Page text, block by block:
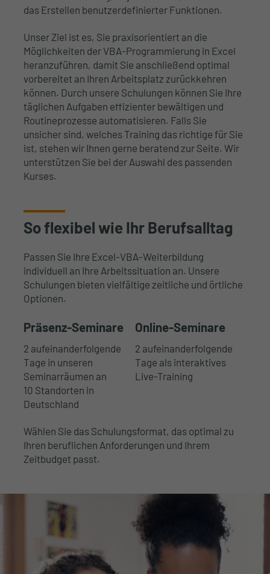
das Erstellen benutzerdefinierter Funktionen.
Unser Ziel ist es, Sie praxisorientiert an die
Möglichkeiten der VBA-Programmierung in Excel
heranzuführen, damit Sie anschließend optimal
vorbereitet an Ihren Arbeitsplatz zurückkehren
können. Durch unsere Schulungen können Sie Ihre
täglichen Aufgaben effizienter bewältigen und
Routineprozesse automatisieren. Falls Sie
unsicher sind, welches Training das richtige für Sie
ist, stehen wir Ihnen gerne beratend zur Seite. Wir
unterstützen Sie bei der Auswahl des passenden
Kurses.
So flexibel wie Ihr Berufsalltag
Passen Sie Ihre Excel-VBA-Weiterbildung
individuell an Ihre Arbeitssituation an. Unsere
Schulungen bieten vielfältige zeitliche und örtliche
Optionen.
Präsenz-Seminare
2 aufeinanderfolgende
Tage in unseren
Seminarräumen an
10 Standorten in
Deutschland
Online-Seminare
2 aufeinanderfolgende
Tage als interaktives
Live-Training
Wählen Sie das Schulungsformat, das optimal zu
Ihren beruflichen Anforderungen und Ihrem
Zeitbudget passt.